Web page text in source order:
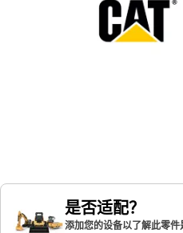
是否适配？
添加您的设备以了解此零件